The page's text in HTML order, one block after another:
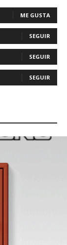
ME GUSTA
SEGUIR
SEGUIR
SEGUIR